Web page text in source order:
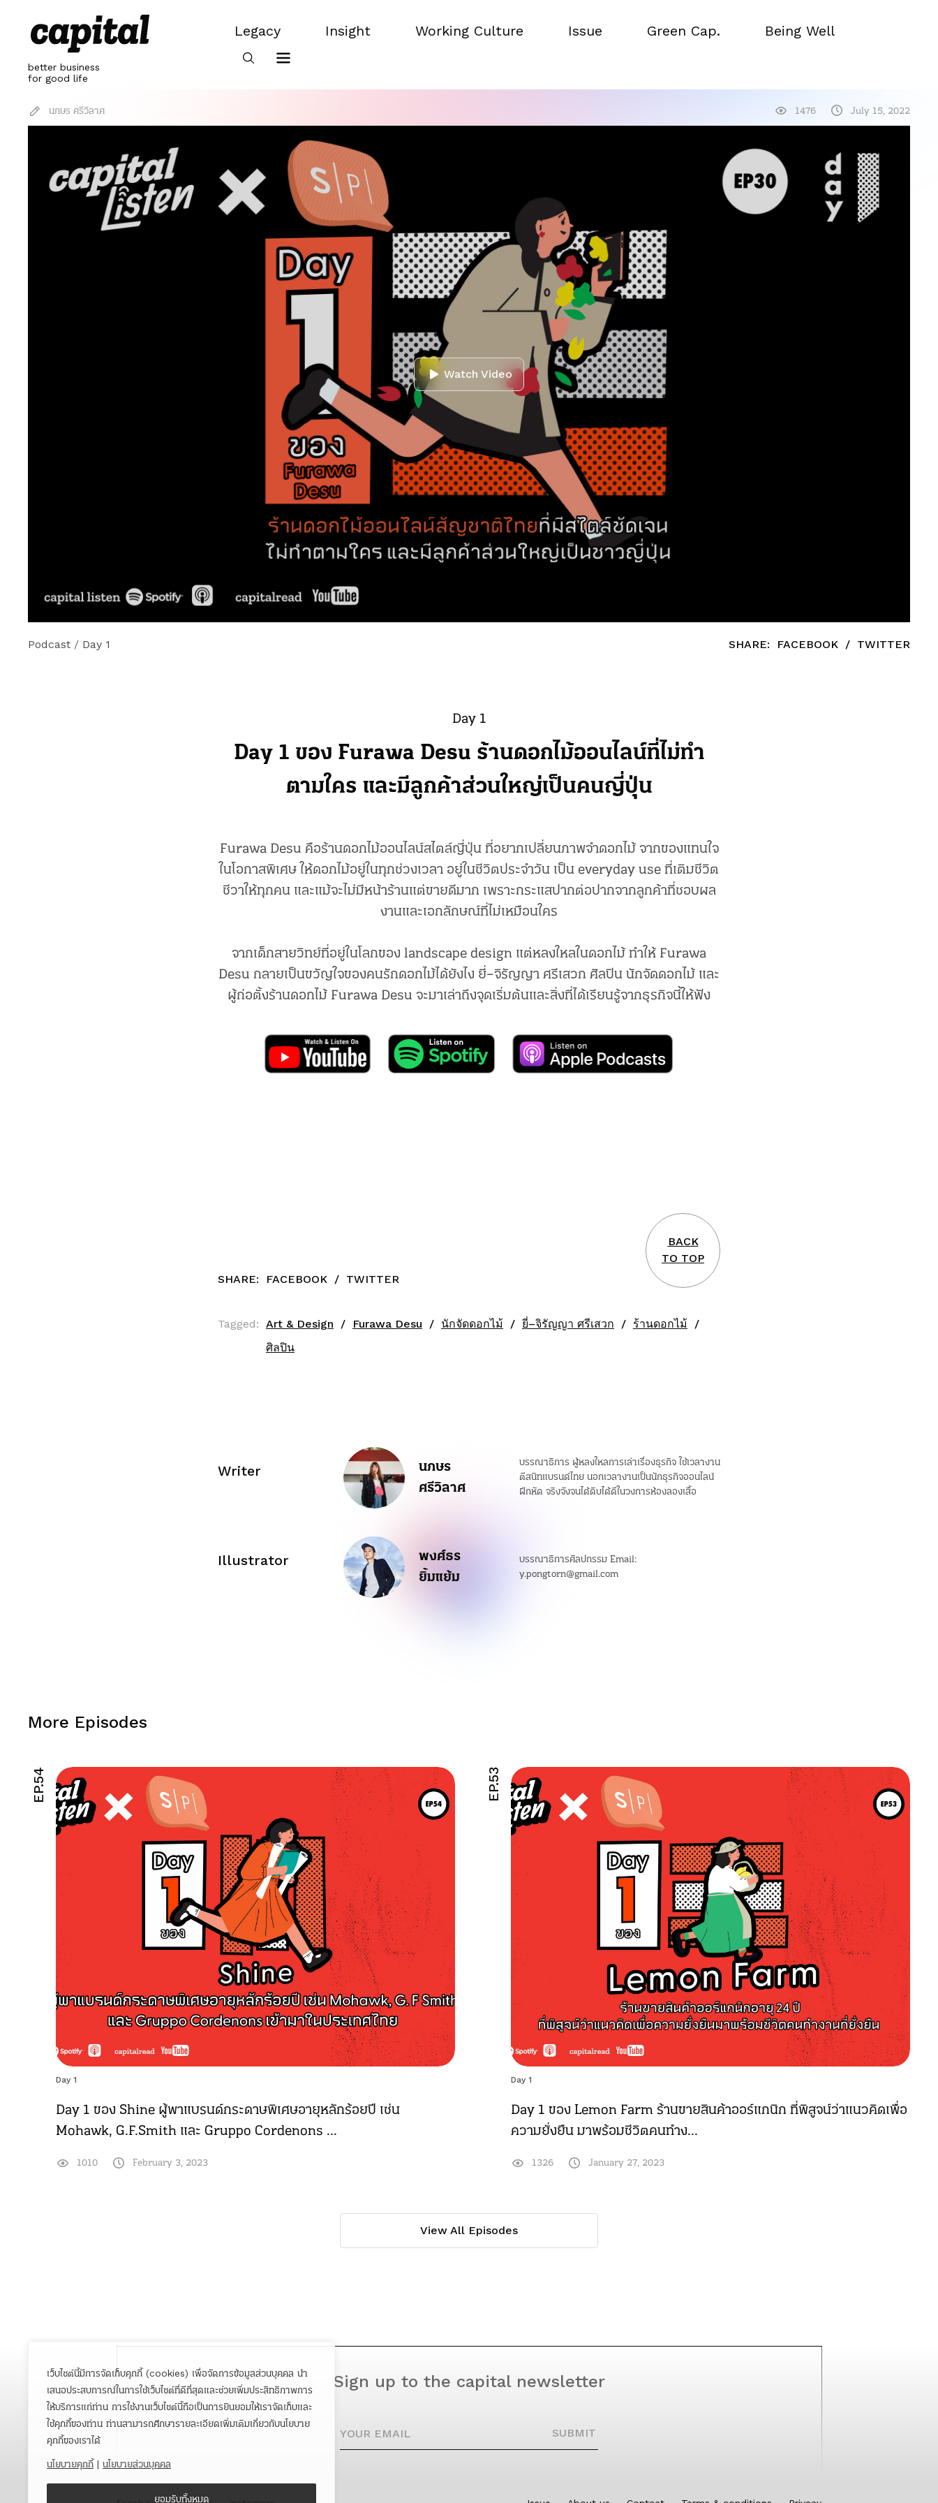
เว็บไซต์นี้มีการจัดเก็บคุกกี้ (cookies) เพื่อจัดการข้อมูลส่วนบุคคล นำ
เสนอประสบการณ์ในการใช้เว็บไซต์ที่ดีที่สุดและช่วยเพิ่มประสิทธิภาพการ
ให้บริการแก่ท่าน การใช้งานเว็บไซต์นี้ถือเป็นการยินยอมให้เราจัดเก็บและ
ใช้คุกกี้ของท่าน ท่านสามารถศึกษารายละเอียดเพิ่มเติมเกี่ยวกับนโยบาย
คุกกี้ของเราได้
นโยบายคุกกี้ | นโยบายส่วนบุคคล
ยอมรับทั้งหมด
content
better business
for good life
Legacy
Legacy
Insight
Working Culture
Issue
Green Cap.
Being Well
นภษร ศรีวิลาศ 1476 July 15, 2022
Watch Video
Podcast / Day 1 SHARE: FACEBOOK / TWITTER
Day 1
Day 1 ของ Furawa Desu ร้านดอกไม้ออนไลน์ที่ไม่ทำ
ตามใคร และมีลูกค้าส่วนใหญ่เป็นคนญี่ปุ่น
Furawa Desu คือร้านดอกไม้ออนไลน์สไตล์ญี่ปุ่น ที่อยากเปลี่ยนภาพจำดอกไม้ จากของแทนใจ
ในโอกาสพิเศษ ให้ดอกไม้อยู่ในทุกช่วงเวลา อยู่ในชีวิตประจำวัน เป็น everyday use ที่เติมชีวิต
ชีวาให้ทุกคน และแม้จะไม่มีหน้าร้านแต่ขายดีมาก เพราะกระแสปากต่อปากจากลูกค้าที่ชอบผล
งานและเอกลักษณ์ที่ไม่เหมือนใคร
จากเด็กสายวิทย์ที่อยู่ในโลกของ landscape design แต่หลงใหลในดอกไม้ ทำให้ Furawa
Desu กลายเป็นขวัญใจของคนรักดอกไม้ได้ยังไง ยี่–จิรัญญา ศรีเสวก ศิลปิน นักจัดดอกไม้ และ
ผู้ก่อตั้งร้านดอกไม้ Furawa Desu จะมาเล่าถึงจุดเริ่มต้นและสิ่งที่ได้เรียนรู้จากธุรกิจนี้ให้ฟัง
SHARE: FACEBOOK / TWITTER
BACK
TO TOP
Tagged: Art & Design Furawa Desu นักจัดดอกไม้ ยี่–จิรัญญา ศรีเสวก
ร้านดอกไม้
ศิลปิน
Writer
นภษร
ศรีวิลาศ
บรรณาธิการ ผู้หลงใหลการเล่าเรื่องธุรกิจ ใช้เวลางาน
ตีสนิทแบรนด์ไทย นอกเวลางานเป็นนักธุรกิจออนไลน์
ฝึกหัด จริงจังจนได้ดิบได้ดีในวงการห้องลองเสื้อ
Illustrator
พงศ์ธร
ยิ้มแย้ม
บรรณาธิการศิลปกรรม Email:
y.pongtorn@gmail.com
More Episodes
Day 1
Day 1 ของ Shine ผู้พาแบรนด์กระดาษพิเศษอายุหลักร้อยปี เช่น
Mohawk, G.F.Smith และ Gruppo Cordenons ...
EP.54
1010 February 3, 2023
Day 1
Day 1 ของ Lemon Farm ร้านขายสินค้าออร์แกนิก ที่พิสูจน์ว่าแนวคิดเพื่อ
ความยั่งยืน มาพร้อมชีวิตคนทำง...
EP.53
1326 January 27, 2023
View All Episodes
Sign up to the capital newsletter
SUBMIT